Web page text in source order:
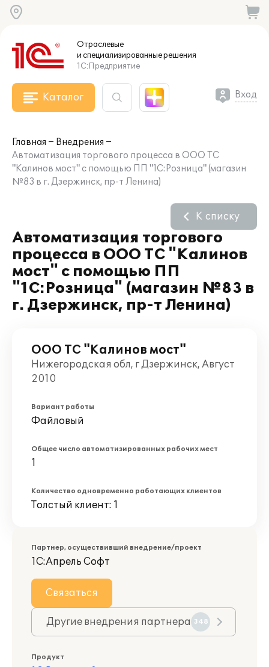
Отраслевые
и специализированныерешения
1С:Предприятие
Каталог Вход
Главная
Внедрения
Автоматизация торгового процесса в ООО ТС
"Калинов мост" с помощью ПП "1С:Розница" (магазин
№83 в г. Дзержинск, пр-т Ленина)
Автоматизация торгового
процесса в ООО ТС "Калинов
мост" с помощью ПП
"1С:Розница" (магазин №83 в
г. Дзержинск, пр-т Ленина)
К списку
ООО ТС "Калинов мост"
Нижегородская обл, г Дзержинск, Август
2010
Вариант работы
Файловый
Общее число автоматизированных рабочих мест
1
Количество одновременно работающих клиентов
Толстый клиент: 1
Партнер, осуществивший внедрение/проект
1С:Апрель Софт
Связаться
Другие внедрения партнера 348
Продукт